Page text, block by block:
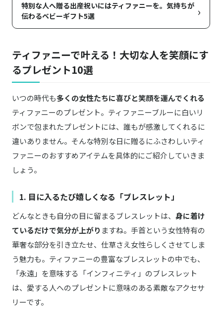
特別な人へ贈る出産祝いにはティファニーを。気持ちが
伝わるベビーギフト5選
›
ティファニーで叶える！大切な人を笑顔にす
るプレゼント10選
いつの時代も多くの女性たちに喜びと笑顔を運んでくれる
ティファニーのプレゼント。ティファニーブルーに白いリ
ボンで包まれたプレゼントには、誰もが感激してくれるに
違いありません。そんな特別な日に贈るにふさわしいティ
ファニーのおすすめアイテムを具体的にご紹介していきま
しょう。
1. 目に入るたび嬉しくなる「ブレスレット」
どんなときも自分の目に留まるブレスレットは、 身に着け
ているだけで気分が上がり ますね。手首という女性特有の
華奢な部分を引き立たせ、仕草さえ女性らしくさせてしま
う魅力も。ティファニーの豊富なブレスレットの中でも、
「永遠」を意味する「インフィニティ」のブレスレット
は、愛する人へのプレゼントに意味のある素敵なアクセサ
リーです。